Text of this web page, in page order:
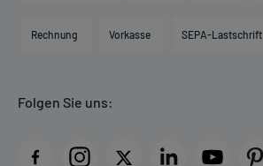
Direktabrechnung PKV
AGB
Datenschutz
Rechnung Vorkasse SEPA-Lastschrift
Folgen Sie uns: